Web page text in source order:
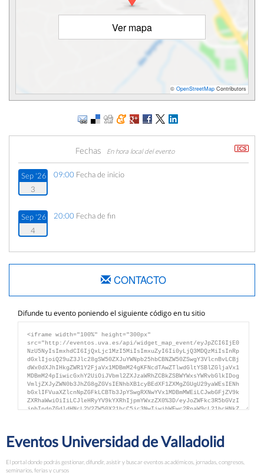
Ver mapa
© OpenStreetMap Contributors
Fechas En hora local del evento
Sep '26
3
09:00 Fecha de inicio
Sep '26
4
20:00 Fecha de fin
CONTACTO
Difunde tu evento poniendo el siguiente código en tu sitio
Eventos Universidad de Valladolid
El portal donde podrás gestionar, difundir, asistir y buscar eventos académicos, jornadas, congresos,
seminarios, ferias y cursos